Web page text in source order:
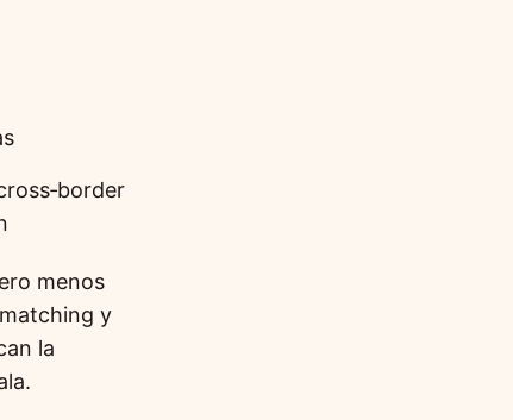
menos
y
la